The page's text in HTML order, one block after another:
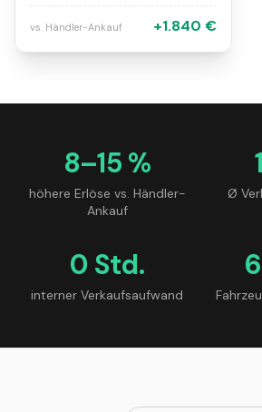
vs. Händler-Ankauf +1.840 €
8–15 %
höhere Erlöse vs. Händler-
Ankauf
Ø
0 Std.
interner Verkaufsaufwand